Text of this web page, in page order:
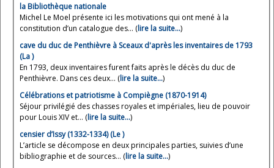
la Bibliothèque nationale
Michel Le Moel présente ici les motivations qui ont mené à la
constitution d’un catalogue des... (lire la suite…)
cave du duc de Penthièvre à Sceaux d'après les inventaires de 1793
(La )
En 1793, deux inventaires furent faits après le décès du duc de
Penthièvre. Dans ces deux... (lire la suite…)
Célébrations et patriotisme à Compiègne (1870-1914)
Séjour privilégié des chasses royales et impériales, lieu de pouvoir
pour Louis XIV et... (lire la suite…)
censier d’Issy (1332-1334) (Le )
L’article se décompose en deux principales parties, suivies d’une
bibliographie et de sources... (lire la suite…)